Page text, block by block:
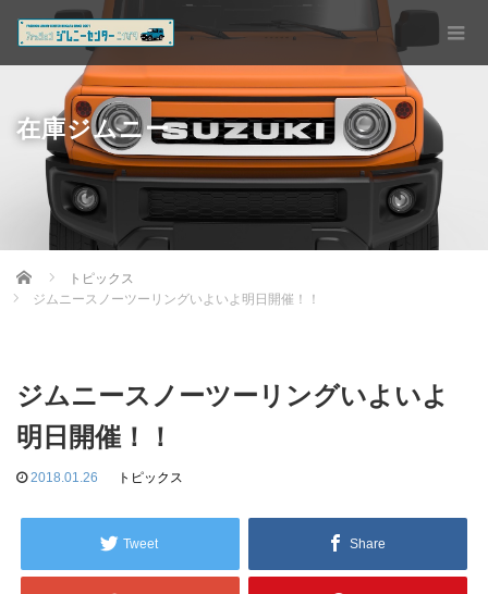
在庫ジムニー
Home
トピックス
ジムニースノーツーリングいよいよ明日開催！！
ジムニースノーツーリングいよいよ
明日開催！！
2018.01.26 トピックス
Tweet Share